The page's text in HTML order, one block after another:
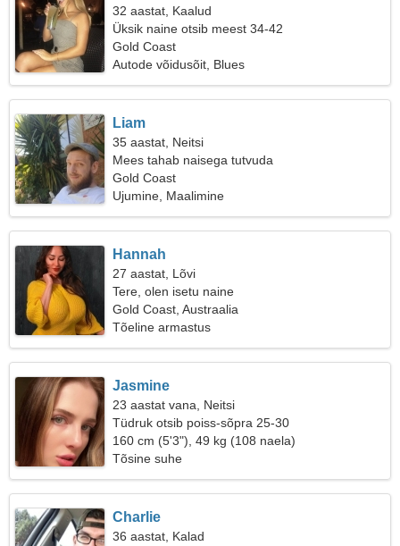
32 aastat, Kaalud
Üksik naine otsib meest 34-42
Gold Coast
Autode võidusõit, Blues
Liam
35 aastat, Neitsi
Mees tahab naisega tutvuda
Gold Coast
Ujumine, Maalimine
Hannah
27 aastat, Lõvi
Tere, olen isetu naine
Gold Coast, Austraalia
Tõeline armastus
Jasmine
23 aastat vana, Neitsi
Tüdruk otsib poiss-sõpra 25-30
160 cm (5'3"), 49 kg (108 naela)
Tõsine suhe
Charlie
36 aastat, Kalad